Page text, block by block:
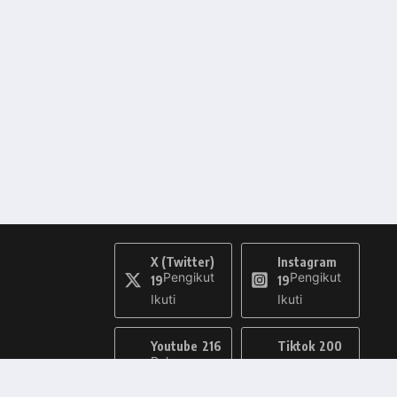
X (Twitter)
19Pengikut
Ikuti
Instagram
19Pengikut
Ikuti
Youtube 216
Pelanggan
Tiktok 200